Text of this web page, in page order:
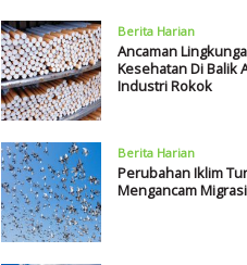
Berita Harian
Ancaman
Kesehatan Di Balik
Industri Rokok
Berita Harian
Perubahan Iklim
Mengancam